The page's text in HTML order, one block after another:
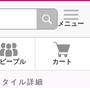
シメニュー
ープル カート
イル詳細